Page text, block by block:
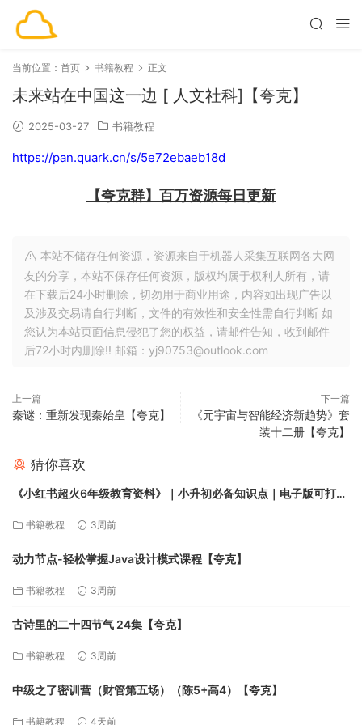
当前位置： 首页 书籍教程 正文
未来站在中国这一边 [ 人文社科]【夸克】
2025-03-27 书籍教程
https://pan.quark.cn/s/5e72ebaeb18d
【夸克群】百万资源每日更新
本站不储存任何资源，资源来自于机器人采集互联网各大网
友的分享，本站不保存任何资源，版权均属于权利人所有，请
在下载后24小时删除，切勿用于商业用途，内容如出现广告以
及涉及交易请自行判断，文件的有效性和安全性需自行判断 如
您认为本站页面信息侵犯了您的权益，请邮件告知，收到邮件
后72小时内删除!! 邮箱：yj90753@outlook.com
上一篇
秦谜：重新发现秦始皇【夸克】
下一篇
《元宇宙与智能经济新趋势》套
装十二册【夸克】
猜你喜欢
《小红书超火6年级教育资料》｜小升初必备知识点｜电子版可打印
书籍教程 3周前
动力节点-轻松掌握Java设计模式课程【夸克】
书籍教程 3周前
古诗里的二十四节气 24集【夸克】
书籍教程 3周前
中级之了密训营（财管第五场）（陈5+高4）【夸克】
书籍教程 4天前